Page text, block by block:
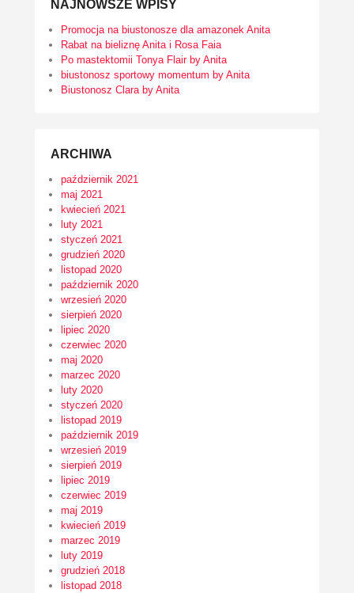
NAJNOWSZE WPISY
Promocja na biustonosze dla amazonek Anita
Rabat na bieliznę Anita i Rosa Faia
Po mastektomii Tonya Flair by Anita
biustonosz sportowy momentum by Anita
Biustonosz Clara by Anita
ARCHIWA
październik 2021
maj 2021
kwiecień 2021
luty 2021
styczeń 2021
grudzień 2020
listopad 2020
październik 2020
wrzesień 2020
sierpień 2020
lipiec 2020
czerwiec 2020
maj 2020
marzec 2020
luty 2020
styczeń 2020
listopad 2019
październik 2019
wrzesień 2019
sierpień 2019
lipiec 2019
czerwiec 2019
maj 2019
kwiecień 2019
marzec 2019
luty 2019
grudzień 2018
listopad 2018